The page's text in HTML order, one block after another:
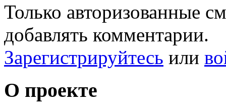
Только авторизованные
добавлять комментарии.
Зарегистрируйтесь или
О проекте